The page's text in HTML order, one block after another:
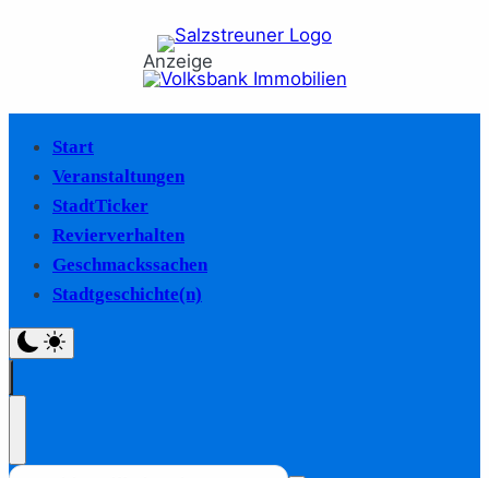
Anzeige
Start
Veranstaltungen
StadtTicker
Revierverhalten
Geschmackssachen
Stadtgeschichte(n)